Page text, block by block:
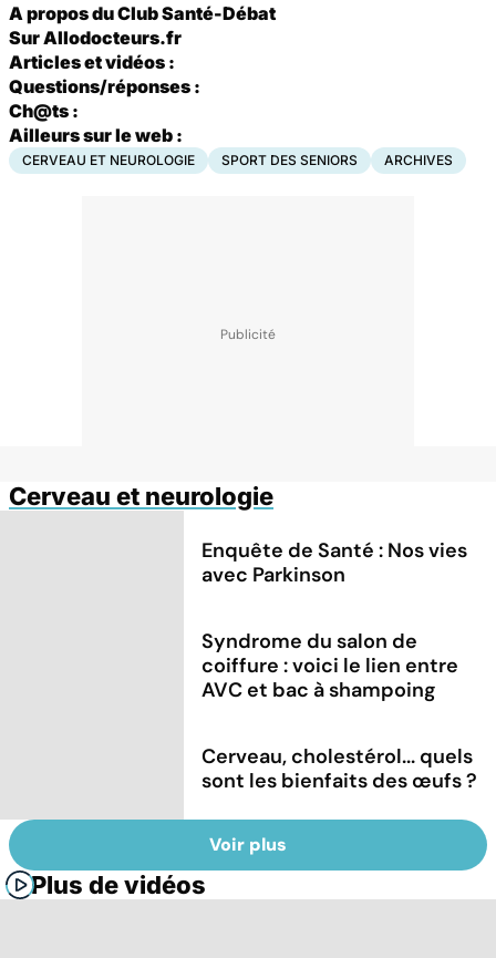
A propos du Club Santé-Débat
Sur Allodocteurs.fr
Articles et vidéos :
Questions/réponses :
Ch@ts :
Ailleurs sur le web :
CERVEAU ET NEUROLOGIE SPORT DES SENIORS ARCHIVES
Cerveau et neurologie
Enquête de Santé : Nos vies
avec Parkinson
Syndrome du salon de
coiffure : voici le lien entre
AVC et bac à shampoing
Cerveau, cholestérol... quels
sont les bienfaits des œufs ?
Voir plus
Plus de vidéos